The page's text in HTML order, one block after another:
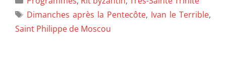
Dimanches après la Pentecôte, Ivan le Terrible,
Saint Philippe de Moscou